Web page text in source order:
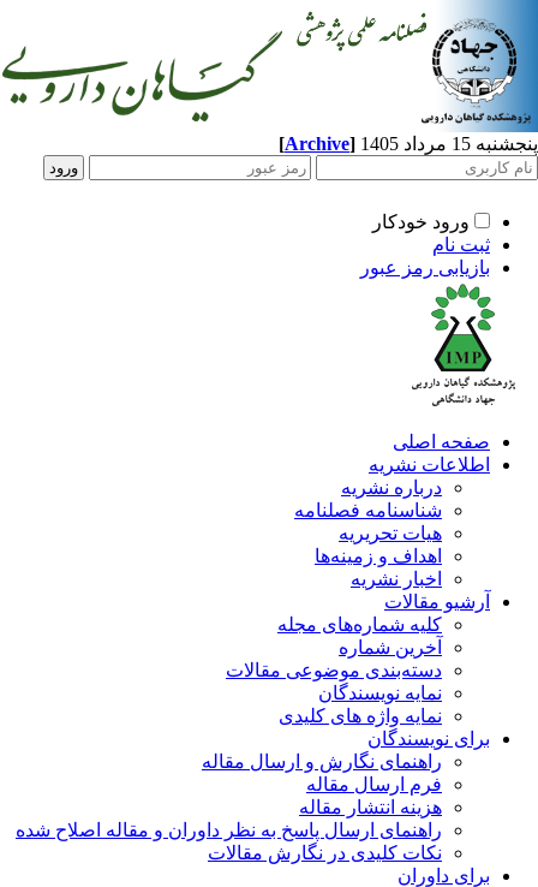
مرداد 1405 [Archive]
ورود خودکار
ثبت نام
بازیابی رمز عبور
صفحه اصلی
اطلاعات نشریه
درباره نشریه
شناسنامه فصلنامه
هیات تحریریه
اهداف و زمینه‌ها
اخبار نشریه
آرشیو مقالات
کلیه شماره‌های مجله
آخرین شماره
دسته‌بندی موضوعی مقالات
نمایه نویسندگان
نمایه واژه های کلیدی
برای نویسندگان
راهنمای نگارش و ارسال مقاله
فرم ارسال مقاله
هزینه انتشار مقاله
راهنمای ارسال پاسخ به نظر داوران و مقاله اصلاح شده
نکات کلیدی در نگارش مقالات
برای داوران